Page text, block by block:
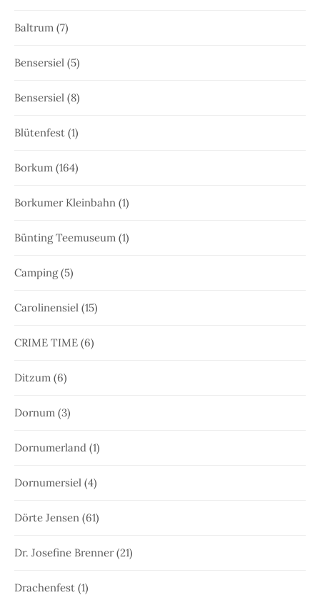
Baltrum (7)
Bensersiel (5)
Bensersiel (8)
Blütenfest (1)
Borkum (164)
Borkumer Kleinbahn (1)
Bünting Teemuseum (1)
Camping(5)
Carolinensiel (15)
CRIME TIME (6)
Ditzum (6)
Dornum (3)
Dornumerland (1)
Dornumersiel (4)
Dörte Jensen (61)
Dr. Josefine Brenner(21)
Drachenfest (1)